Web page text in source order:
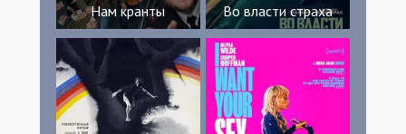
Нам кранты Во власти страха